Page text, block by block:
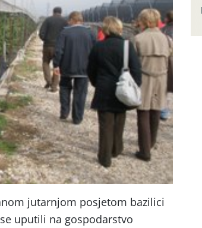
jutarnjom posjetom bazilici
uputili na gospodarstvo